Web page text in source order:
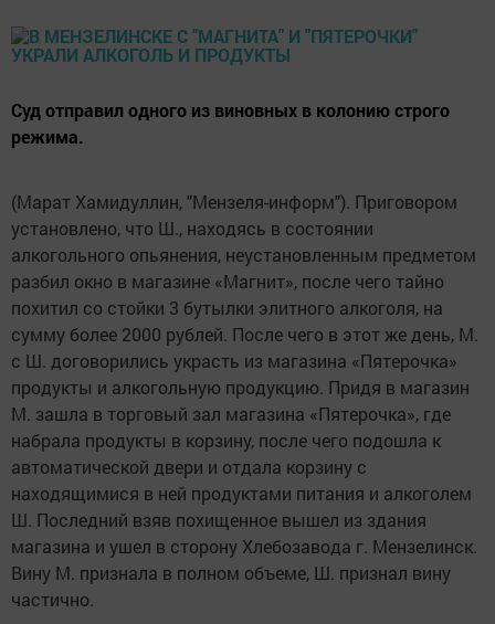
Суд отправил одного из виновных в колонию строго
режима.
(Марат Хамидуллин, "Мензеля-информ"). Приговором
установлено, что Ш., находясь в состоянии
алкогольного опьянения, неустановленным предметом
разбил окно в магазине «Магнит», после чего тайно
похитил со стойки 3 бутылки элитного алкоголя, на
сумму более 2000 рублей. После чего в этот же день, М.
с Ш. договорились украсть из магазина «Пятерочка»
продукты и алкогольную продукцию. Придя в магазин
М. зашла в торговый зал магазина «Пятерочка», где
набрала продукты в корзину, после чего подошла к
автоматической двери и отдала корзину с
находящимися в ней продуктами питания и алкоголем
Ш. Последний взяв похищенное вышел из здания
магазина и ушел в сторону Хлебозавода г. Мензелинск.
Вину М. признала в полном объеме, Ш. признал вину
частично.